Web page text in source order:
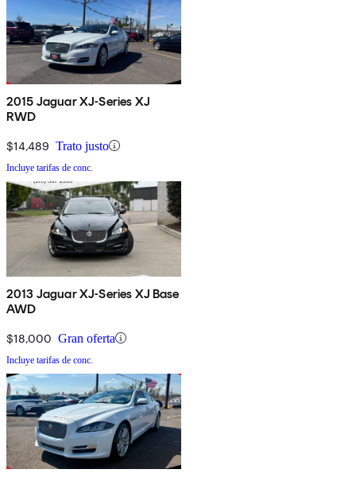
2015 Jaguar XJ-Series XJ
RWD
$14,489 Trato justo
Incluye tarifas de conc.
2013 Jaguar XJ-Series XJ Base
AWD
$18,000 Gran oferta
Incluye tarifas de conc.